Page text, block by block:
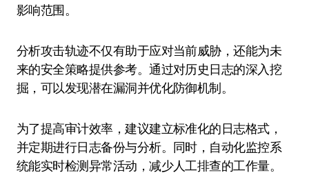
影响范围。
分析攻击轨迹不仅有助于应对当前威胁，还能为未
来的安全策略提供参考。通过对历史日志的深入挖
掘，可以发现潜在漏洞并优化防御机制。
为了提高审计效率，建议建立标准化的日志格式，
并定期进行日志备份与分析。同时，自动化监控系
统能实时检测异常活动，减少人工排查的工作量。